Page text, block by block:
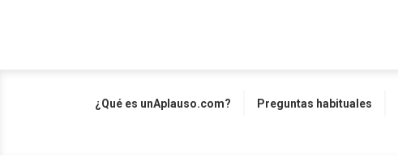
¿Qué es unAplauso.com? Preguntas habituales